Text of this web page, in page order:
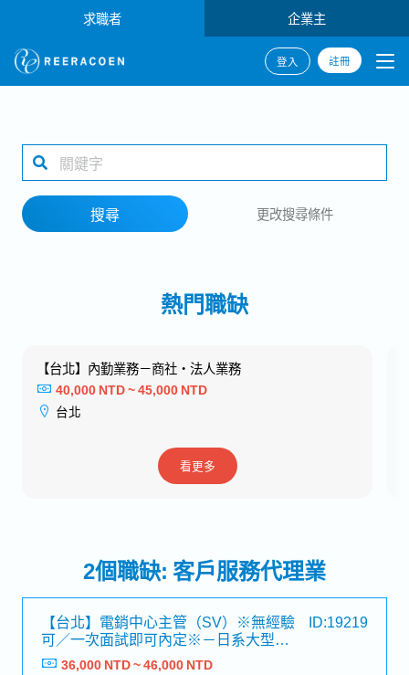
求職者 企業主
登入 註冊
1 selected
搜尋
搜尋 更改搜尋條件
熱門職缺
【台北】內勤業務－商社・法人業務
40,000 NTD ~ 45,000 NTD
台北
看更多
2個職缺: 客戶服務代理業
【台北】電銷中心主管（SV）※無經驗
可／一次面試即可內定※－日系大型
BPO企業
ID:19219
36,000 NTD ~ 46,000 NTD